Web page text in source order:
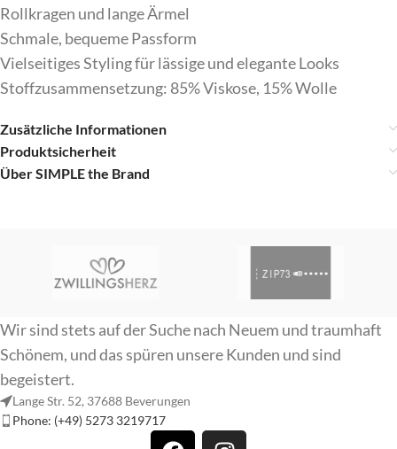
Rollkragen und lange Ärmel
Schmale, bequeme Passform
Vielseitiges Styling für lässige und elegante Looks
Stoffzusammensetzung: 85% Viskose, 15% Wolle
Zusätzliche Informationen
Produktsicherheit
Über SIMPLE the Brand
Wir sind stets auf der Suche nach Neuem und traumhaft
Schönem, und das spüren unsere Kunden und sind
begeistert.
Lange Str. 52, 37688 Beverungen
Phone: (+49) 5273 3219717